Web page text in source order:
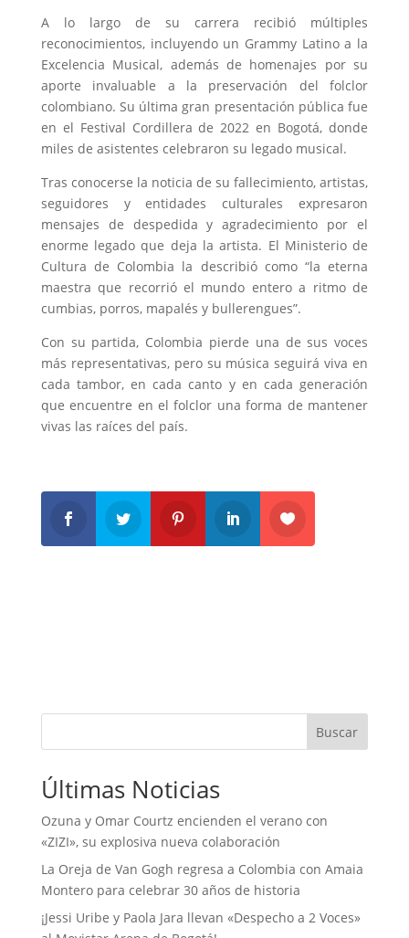
A lo largo de su carrera recibió múltiples
reconocimientos, incluyendo un Grammy Latino a la
Excelencia Musical, además de homenajes por su
aporte invaluable a la preservación del folclor
colombiano. Su última gran presentación pública fue
en el Festival Cordillera de 2022 en Bogotá, donde
miles de asistentes celebraron su legado musical.
Tras conocerse la noticia de su fallecimiento, artistas,
seguidores y entidades culturales expresaron
mensajes de despedida y agradecimiento por el
enorme legado que deja la artista. El Ministerio de
Cultura de Colombia la describió como “la eterna
maestra que recorrió el mundo entero a ritmo de
cumbias, porros, mapalés y bullerengues”.
Con su partida, Colombia pierde una de sus voces
más representativas, pero su música seguirá viva en
cada tambor, en cada canto y en cada generación
que encuentre en el folclor una forma de mantener
vivas las raíces del país.
Buscar
Últimas Noticias
Ozuna y Omar Courtz encienden el verano con
«ZIZI», su explosiva nueva colaboración
La Oreja de Van Gogh regresa a Colombia con Amaia
Montero para celebrar 30 años de historia
¡Jessi Uribe y Paola Jara llevan «Despecho a 2 Voces»